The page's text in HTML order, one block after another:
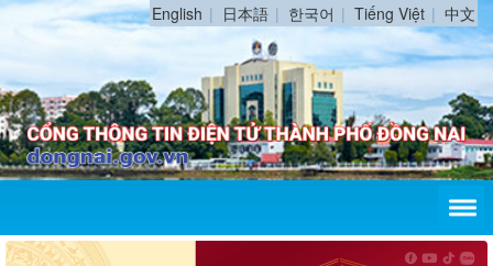
English 日本語 한국어 Tiếng Việt 中文